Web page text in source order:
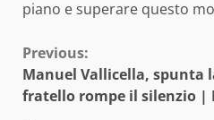
piano e superare questo
Continue
Reading
Previous:
Manuel Vallicella, spunta
fratello rompe il silenzio |